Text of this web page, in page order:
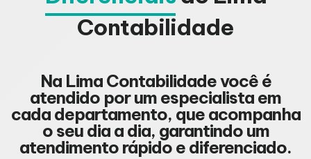
Contabilidade
Na Lima Contabilidade você é
atendido por um especialista em
cada departamento, que acompanha
o seu dia a dia, garantindo um
atendimento rápido e diferenciado.